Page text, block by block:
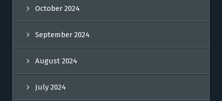
October 2024
September 2024
August 2024
July 2024